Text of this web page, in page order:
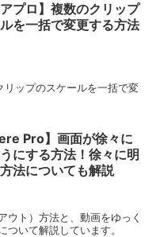
アプロ】複数のクリップ
を一括で変更する方法
ップのスケールを一括で変
Pro】画面が徐々に
にする方法！徐々に明
法についても解説
ウト）方法と、動画をゆっく
ついて解説しています。